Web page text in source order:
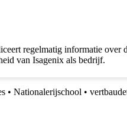
regelmatig informatie over
van Isagenix als bedrijf.
• Nationalerijschool •